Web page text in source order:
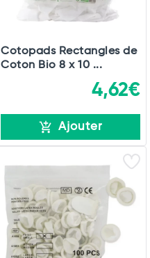
Cotopads Rectangles de
Coton Bio 8 x 10 ...
4,62€
Ajouter